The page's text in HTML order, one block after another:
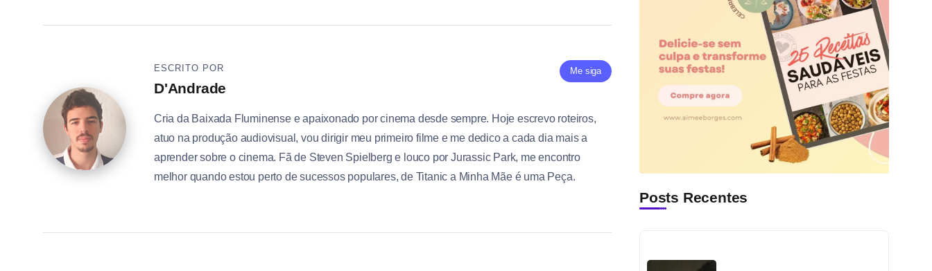
Me siga
ESCRITO POR
D'Andrade
Cria da Baixada Fluminense e apaixonado por cinema desde sempre. Hoje escrevo roteiros,
atuo na produção audiovisual, vou dirigir meu primeiro filme e me dedico a cada dia mais a
aprender sobre o cinema. Fã de Steven Spielberg e louco por Jurassic Park, me encontro
melhor quando estou perto de sucessos populares, de Titanic a Minha Mãe é uma Peça.
Posts Recentes